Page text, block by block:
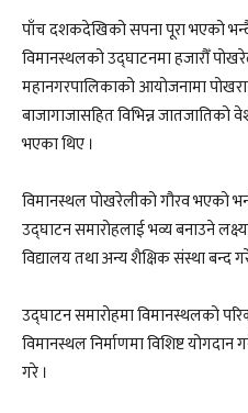
पाँच दशकदेखिको सपना पूरा भएको भन्दै
विमानस्थलको उद्घाटनमा हजारौँ
महानगरपालिकाको आयोजनामा
बाजागाजासहित विभिन्न जातजातिको
भएका थिए ।
विमानस्थल पोखरेलीको गौरव भएको
उद्घाटन समारोहलाई भव्य बनाउने
विद्यालय तथा अन्य शैक्षिक संस्था बन्द
उद्घाटन समारोहमा विमानस्थलको
विमानस्थल निर्माणमा विशिष्ट योगदान
गरे ।